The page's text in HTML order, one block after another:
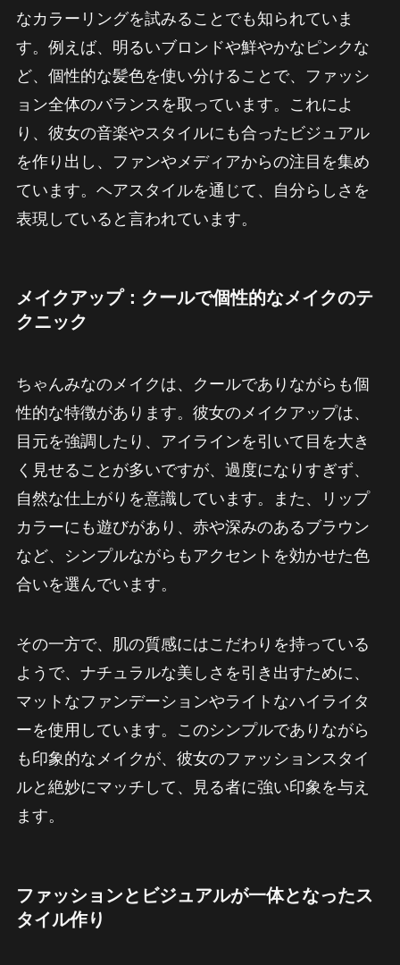
なカラーリングを試みることでも知られていま
す。例えば、明るいブロンドや鮮やかなピンクな
ど、個性的な髪色を使い分けることで、ファッシ
ョン全体のバランスを取っています。これによ
り、彼女の音楽やスタイルにも合ったビジュアル
を作り出し、ファンやメディアからの注目を集め
ています。ヘアスタイルを通じて、自分らしさを
表現していると言われています。
メイクアップ：クールで個性的なメイクのテ
クニック
ちゃんみなのメイクは、クールでありながらも個
性的な特徴があります。彼女のメイクアップは、
目元を強調したり、アイラインを引いて目を大き
く見せることが多いですが、過度になりすぎず、
自然な仕上がりを意識しています。また、リップ
カラーにも遊びがあり、赤や深みのあるブラウン
など、シンプルながらもアクセントを効かせた色
合いを選んでいます。
その一方で、肌の質感にはこだわりを持っている
ようで、ナチュラルな美しさを引き出すために、
マットなファンデーションやライトなハイライタ
ーを使用しています。このシンプルでありながら
も印象的なメイクが、彼女のファッションスタイ
ルと絶妙にマッチして、見る者に強い印象を与え
ます。
ファッションとビジュアルが一体となったス
タイル作り